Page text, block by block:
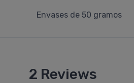
Envases de 50 gramos
2 Reviews